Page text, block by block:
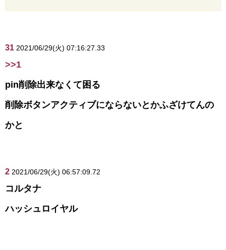
31 2021/06/29(火) 07:16:27.33
>>1
pin削除出来なくて困る
削除ボタンアクティブにならないとかふざけてんの
かと
2 2021/06/29(火) 06:57:09.72
コルタナ
ハッシュロイヤル